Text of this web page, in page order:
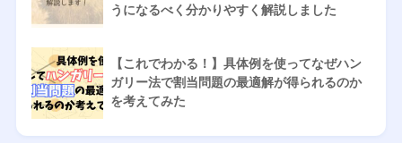
うになるべく分かりやすく解説しました
【これでわかる！】具体例を使ってなぜハン
ガリー法で割当問題の最適解が得られるのか
を考えてみた